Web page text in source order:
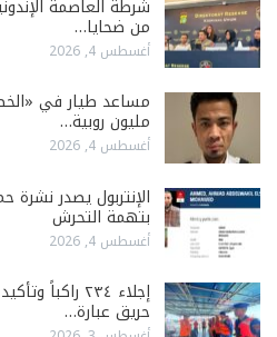
شرطة العاصمة
من ضحايا…
أغسطس 4, 2026
مليون روبية…
أغسطس 4, 2026
الإنتربول يصدر
بتهمة التحرش
أغسطس 4, 2026
إجلاء ٢٣٤
حريق عبارة…